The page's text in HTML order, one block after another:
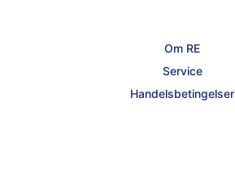
Om RE
Service
Handelsbetingelser